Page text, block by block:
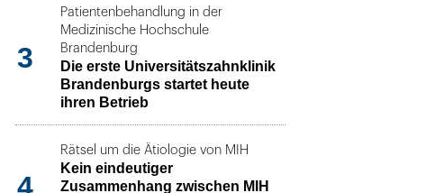
3
Patientenbehandlung in der
Medizinische Hochschule
Brandenburg
Die erste Universitätszahnklinik
Brandenburgs startet heute
ihren Betrieb
4
Rätsel um die Ätiologie von MIH
Kein eindeutiger
Zusammenhang zwischen MIH